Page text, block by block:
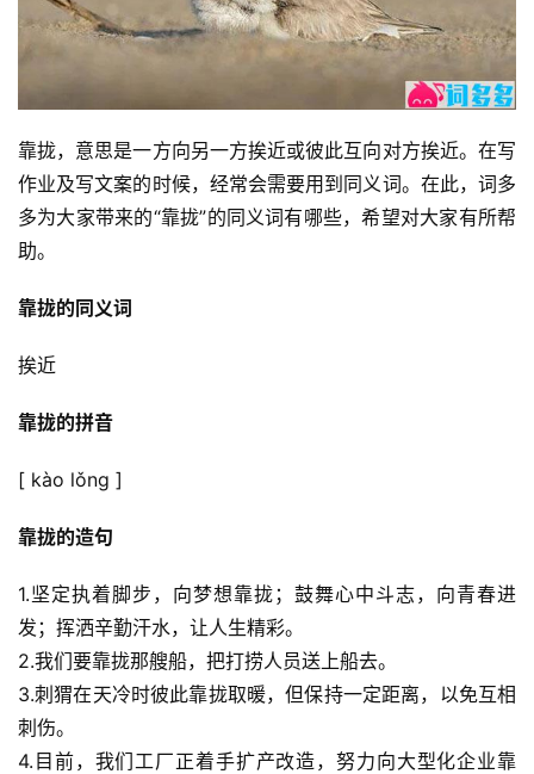
靠拢，意思是一方向另一方挨近或彼此互向对方挨近。在写
作业及写文案的时候，经常会需要用到同义词。在此，词多
多为大家带来的“靠拢”的同义词有哪些，希望对大家有所帮
助。
靠拢的同义词
挨近
靠拢的拼音
[ kào lǒng ]
靠拢的造句
1.坚定执着脚步，向梦想靠拢；鼓舞心中斗志，向青春进
发；挥洒辛勤汗水，让人生精彩。
2.我们要靠拢那艘船，把打捞人员送上船去。
3.刺猬在天冷时彼此靠拢取暖，但保持一定距离，以免互相
刺伤。
4.目前，我们工厂正着手扩产改造，努力向大型化企业靠